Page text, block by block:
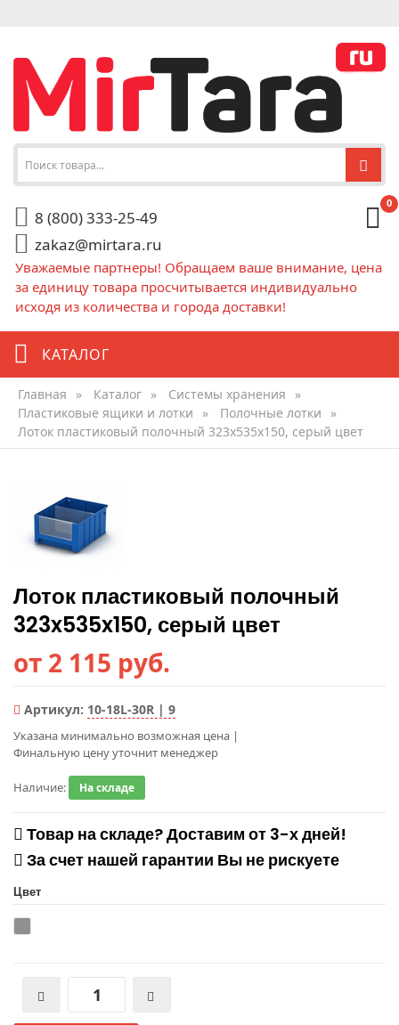
8 (800) 333-25-49
zakaz@mirtara.ru
0
Уважаемые партнеры! Обращаем ваше внимание, цена
за единицу товара просчитывается индивидуально
исходя из количества и города доставки!
КАТАЛОГ
Главная » Каталог » Системы хранения
»
Пластиковые ящики и лотки
» Полочные лотки
»
Лоток пластиковый полочный 323x535x150, серый цвет
Лоток пластиковый полочный
323x535x150, серый цвет
от 2 115 руб.
Артикул: 10-18L-30R | 9
Указана минимально возможная цена |
Финальную цену уточнит менеджер
Наличие: На складе
Товар на складе? Доставим от 3-х дней!
За счет нашей гарантии Вы не рискуете
Цвет